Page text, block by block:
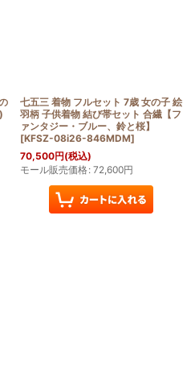
七五三 着物 フルセット 7歳 女の子 絵
羽柄 子供着物 結び帯セット 合繊【フ
ァンタジー・ブルー、鈴と桜】
[KFSZ-08i26-846MDM]
70,500円(税込)
モール販売価格: 72,600円